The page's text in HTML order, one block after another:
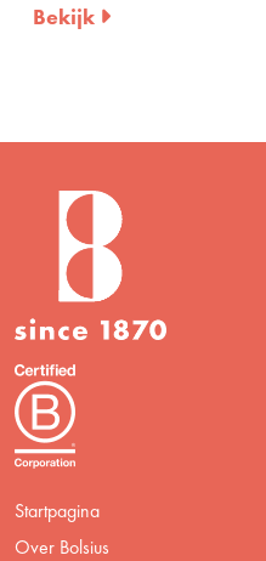
Startpagina
Over Bolsius